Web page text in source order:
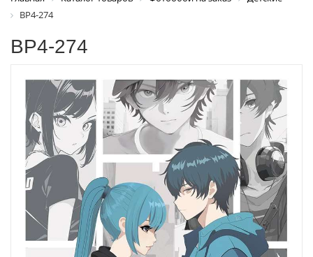
ВР4-274
ВР4-274